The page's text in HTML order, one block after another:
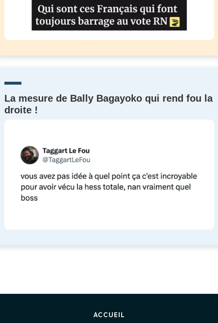
La mesure de Bally Bagayoko qui rend fou la
droite !
ACCUEIL